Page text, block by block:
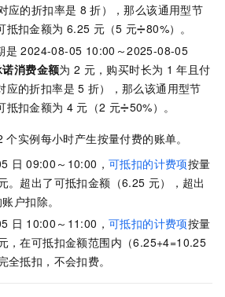
应的折扣率是 8 折），那么该通用型节
抵扣金额为 6.25 元（5 元➗80%）。
是 2024-08-05 10:00～2025-08-05
消费金额为 2 元，购买时长为 1 年且付
应的折扣率是 5 折），那么该通用型节
抵扣金额为 4 元（2 元➗50%）。
个实例每小时产生按量付费的账单。
日 09:00～10:00， 可抵扣的计费项按量
。超出了可抵扣金额（6.25 元），超出
户扣除。
日 10:00～11:00， 可抵扣的计费项按量
，在可抵扣金额范围内（6.25+4=10.25
全抵扣，不会扣费。